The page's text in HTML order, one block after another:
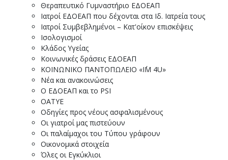
Θεραπευτικό Γυμναστήριο ΕΔΟΕΑΠ
Ιατροί ΕΔΟΕΑΠ που δέχονται στα Ιδ. Ιατρεία τους
Ιατροί Συμβεβλημένοι – Κατ'οίκον επισκέψεις
Ισολογισμοί
Κλάδος Υγείας
Κοινωνικές δράσεις ΕΔΟΕΑΠ
ΚΟΙΝΩΝΙΚΟ ΠΑΝΤΟΠΩΛΕΙΟ «I΄M 4U»
Νέα και ανακοινώσεις
Ο ΕΔΟΕΑΠ και το PSI
ΟΑΤΥΕ
Οδηγίες προς νέους ασφαλισμένους
Οι γιατροί μας πιστεύουν
Οι παλαίμαχοι του Τύπου γράφουν
Οικονομικά στοιχεία
Όλες οι Εγκύκλιοι